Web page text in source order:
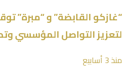
“غازكو القابضة” و “مبرة”
لتعزيز التواصل المؤسسي
منذ 3 أسابيع